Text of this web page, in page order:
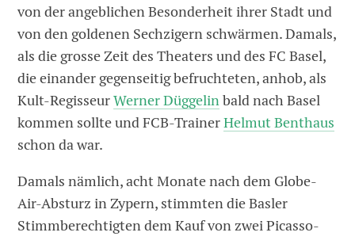
von der angeblichen Besonderheit ihrer Stadt und
von den goldenen Sechzigern schwärmen. Damals,
als die gros­se Zeit des Theaters und des FC Basel,
die einander gegenseitig befruchteten, anhob, als
Kult-RegisseurWerner Düggelinbald nach Basel
kommen sollte und FCB-TrainerHelmut Benthaus
schon da war.
Damals nämlich, acht Monate nach dem Globe-
Air-Absturz in Zypern, stimmten die Basler
Stimmberechtigten dem Kauf von zwei Picasso-